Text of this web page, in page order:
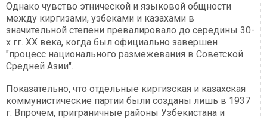
Однако чувство этнической и языковой общности
между киргизами, узбеками и казахами в
значительной степени превалировало до середины 30-
х гг. ХХ века, когда был официально завершен
"процесс национального размежевания в Советской
Средней Азии".
Показательно, что отдельные киргизская и казахская
коммунистические партии были созданы лишь в 1937
г. Впрочем, приграничные районы Узбекистана и